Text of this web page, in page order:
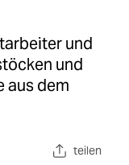
und
und
aus dem
teilen